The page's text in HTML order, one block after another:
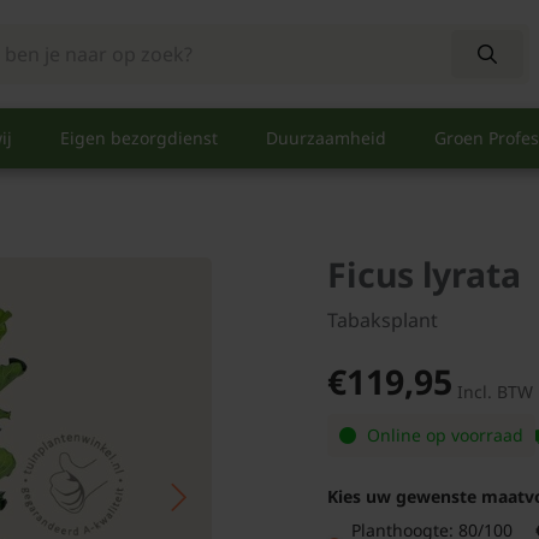
Eigen bezorgdienst Duurzaamheid Groen
Ficus lyrata
Tabaksplant
€119,95 Incl. BTW
Online op voorraad
Kies uw gewenste
Planthoogte: 80/100